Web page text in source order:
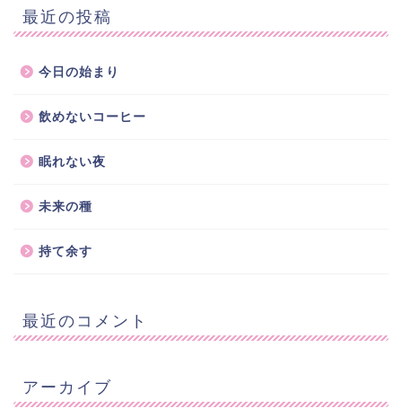
最近の投稿
今日の始まり
飲めないコーヒー
眠れない夜
未来の種
持て余す
最近のコメント
アーカイブ